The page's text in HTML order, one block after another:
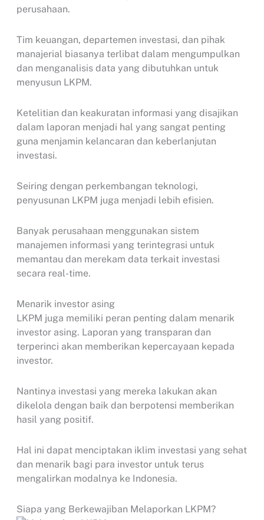
perusahaan.
Tim keuangan, departemen investasi, dan pihak
manajerial biasanya terlibat dalam mengumpulkan
dan menganalisis data yang dibutuhkan untuk
menyusun LKPM.
Ketelitian dan keakuratan informasi yang disajikan
dalam laporan menjadi hal yang sangat penting
guna menjamin kelancaran dan keberlanjutan
investasi.
Seiring dengan perkembangan teknologi,
penyusunan LKPM juga menjadi lebih efisien.
Banyak perusahaan menggunakan sistem
manajemen informasi yang terintegrasi untuk
memantau dan merekam data terkait investasi
secara real-time.
Menarik investor asing
LKPM juga memiliki peran penting dalam menarik
investor asing. Laporan yang transparan dan
terperinci akan memberikan kepercayaan kepada
investor.
Nantinya investasi yang mereka lakukan akan
dikelola dengan baik dan berpotensi memberikan
hasil yang positif.
Hal ini dapat menciptakan iklim investasi yang sehat
dan menarik bagi para investor untuk terus
mengalirkan modalnya ke Indonesia.
Siapa yang Berkewajiban Melaporkan LKPM?